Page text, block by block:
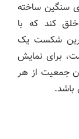
سنگین ساخته
کند که با
شکست یک
برای نمایش
جمعیت از هر
باشد.